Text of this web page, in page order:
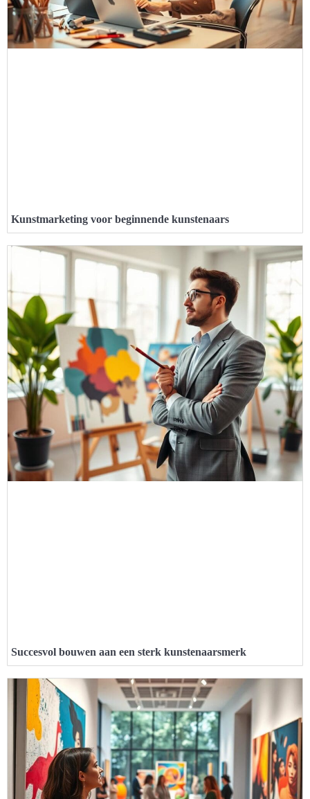
Kunstmarketing voor beginnende kunstenaars
Succesvol bouwen aan een sterk kunstenaarsmerk